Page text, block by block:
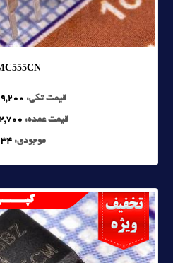
قیمت تکی:
قیمت عمده:
موجودی: 34